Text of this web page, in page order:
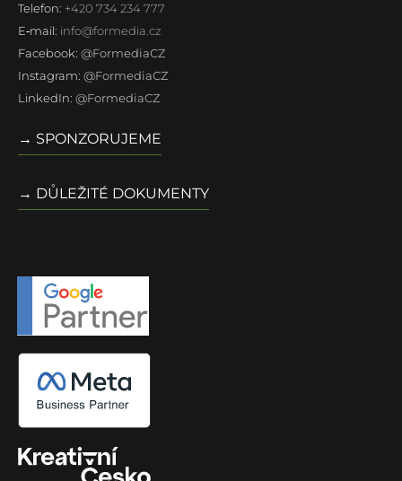
Telefon: +420 734 234 777
E‐mail: info@formedia.cz
Facebook: @FormediaCZ
Instagram: @FormediaCZ
LinkedIn: @FormediaCZ
→ SPONZORUJEME
→ DŮLEŽITÉ DOKUMENTY